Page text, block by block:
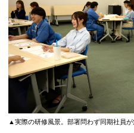
▲実際の研修風景。部署問わず同期社員が